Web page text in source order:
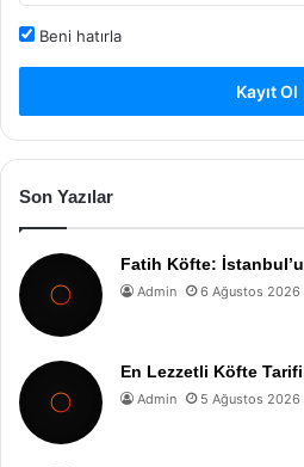
Beni hatırla
Kayıt Ol
Son Yazılar
Fatih Köfte:
Admin 6 Ağustos 2026
En Lezzetli Köfte
Admin 5 Ağustos 2026